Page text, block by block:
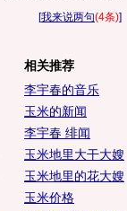
[我来说两句(4条)]
相关推荐
李宇春的音乐
玉米的新闻
李宇春 绯闻
玉米地里大干大嫂
玉米地里的花大嫂
玉米价格